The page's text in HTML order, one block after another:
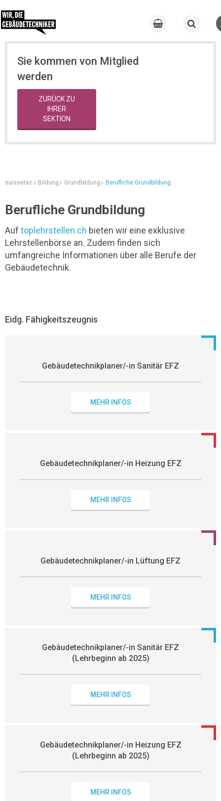
Sie kommen von Mitglied
werden
ZURÜCK ZU
IHRER
SEKTION
suissetec Bildung Grundbildung Berufliche Grundbildung
Berufliche Grundbildung
Auf toplehrstellen.ch bieten wir eine exklusive
Lehrstellenbörse an. Zudem finden sich
umfangreiche Informationen über alle Berufe der
Gebäudetechnik.
Eidg. Fähigkeitszeugnis
Gebäudetechnikplaner/-in Sanitär EFZ
MEHR INFOS
Gebäudetechnikplaner/-in Heizung EFZ
MEHR INFOS
Gebäudetechnikplaner/-in Lüftung EFZ
MEHR INFOS
Gebäudetechnikplaner/-in Sanitär EFZ
(Lehrbeginn ab 2025)
MEHR INFOS
Gebäudetechnikplaner/-in Heizung EFZ
(Lehrbeginn ab 2025)
MEHR INFOS